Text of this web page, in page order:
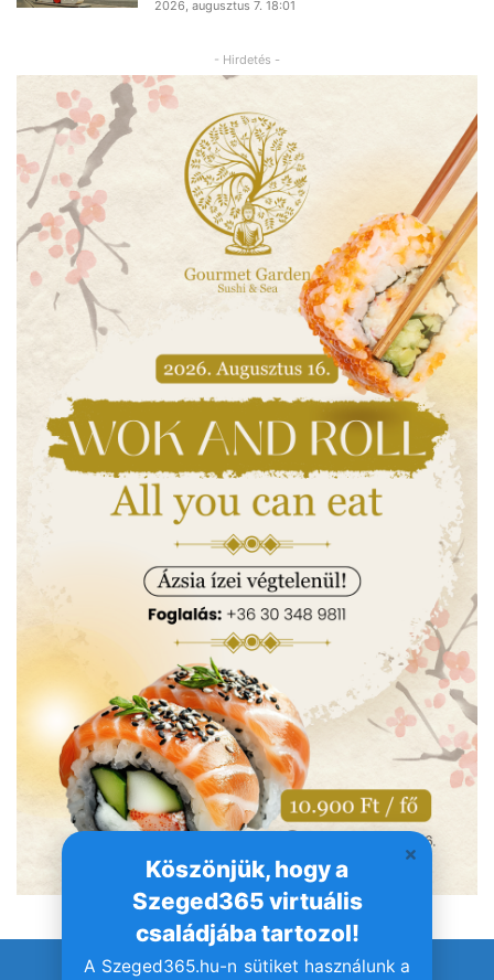
Köszönjük, hogy a
Szeged365 virtuális
családjába tartozol!
A Szeged365.hu-n sütiket használunk a
2026, augusztus 7. 18:01
- Hirdetés -